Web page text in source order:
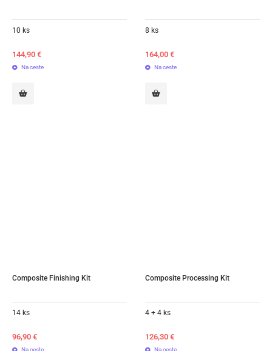
10 ks
144,90 €
Na ceste
8 ks
164,00 €
Na ceste
Composite Finishing Kit
14 ks
96,90 €
Composite Processing Kit
4 + 4 ks
126,30 €